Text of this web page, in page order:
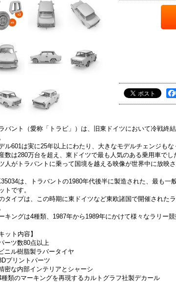
バント（愛称「トラビ」）は、旧東ドイツにおいて冷戦終
ル601は実に25年以上にわたり、大きなモデルチェンジもな
数は280万台を超え、東ドイツで最も人気のある乗用車で
人がトラバントに乗って国境を越える映像が世界中に放映
は、トラバントの1980年代後半に製造された、最も
トです。
タイプは、この時期に東ドイツなど東欧諸国で開催された
キングは4種類、1987年から1989年にかけて様々なラリー
キット内容】
ーツ数80点以上
ニル樹脂製ラバータイヤ
プリントパーツ
密な内部インテリアとシャーシ
種類のマーキングを再現するカルトグラフ社製デカール